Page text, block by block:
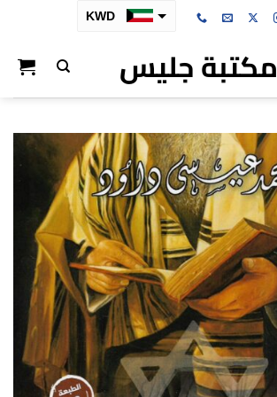
KWD
OMR
QAR
مكتبة جليس